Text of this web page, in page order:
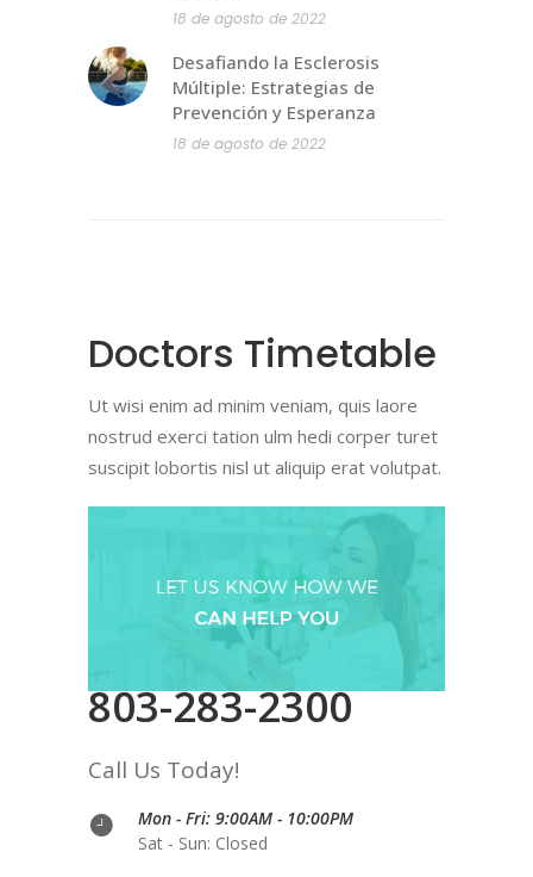
18 de agosto de 2022
Desafiando la Esclerosis
Múltiple: Estrategias de
Prevención y Esperanza
18 de agosto de 2022
Doctors Timetable
Ut wisi enim ad minim veniam, quis laore
nostrud exerci tation ulm hedi corper turet
suscipit lobortis nisl ut aliquip erat volutpat.
803-283-2300
Call Us Today!
Mon - Fri: 9:00AM - 10:00PM
Sat - Sun: Closed